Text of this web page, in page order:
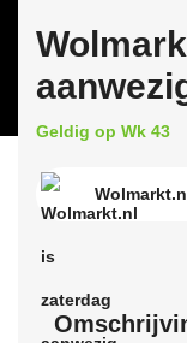
Geldig op Wk 43